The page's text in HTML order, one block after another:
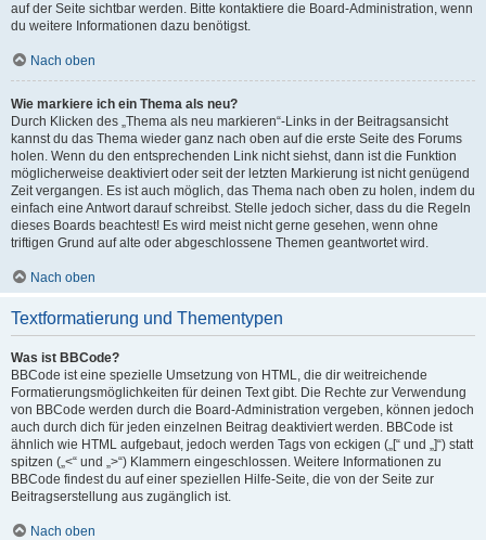
auf der Seite sichtbar werden. Bitte kontaktiere die Board-Administration, wenn
du weitere Informationen dazu benötigst.
Nach oben
Wie markiere ich ein Thema als neu?
Durch Klicken des „Thema als neu markieren“-Links in der Beitragsansicht
kannst du das Thema wieder ganz nach oben auf die erste Seite des Forums
holen. Wenn du den entsprechenden Link nicht siehst, dann ist die Funktion
möglicherweise deaktiviert oder seit der letzten Markierung ist nicht genügend
Zeit vergangen. Es ist auch möglich, das Thema nach oben zu holen, indem du
einfach eine Antwort darauf schreibst. Stelle jedoch sicher, dass du die Regeln
dieses Boards beachtest! Es wird meist nicht gerne gesehen, wenn ohne
triftigen Grund auf alte oder abgeschlossene Themen geantwortet wird.
Nach oben
Textformatierung und Thementypen
Was ist BBCode?
BBCode ist eine spezielle Umsetzung von HTML, die dir weitreichende
Formatierungsmöglichkeiten für deinen Text gibt. Die Rechte zur Verwendung
von BBCode werden durch die Board-Administration vergeben, können jedoch
auch durch dich für jeden einzelnen Beitrag deaktiviert werden. BBCode ist
ähnlich wie HTML aufgebaut, jedoch werden Tags von eckigen („[“ und „]“) statt
spitzen („<“ und „>“) Klammern eingeschlossen. Weitere Informationen zu
BBCode findest du auf einer speziellen Hilfe-Seite, die von der Seite zur
Beitragserstellung aus zugänglich ist.
Nach oben